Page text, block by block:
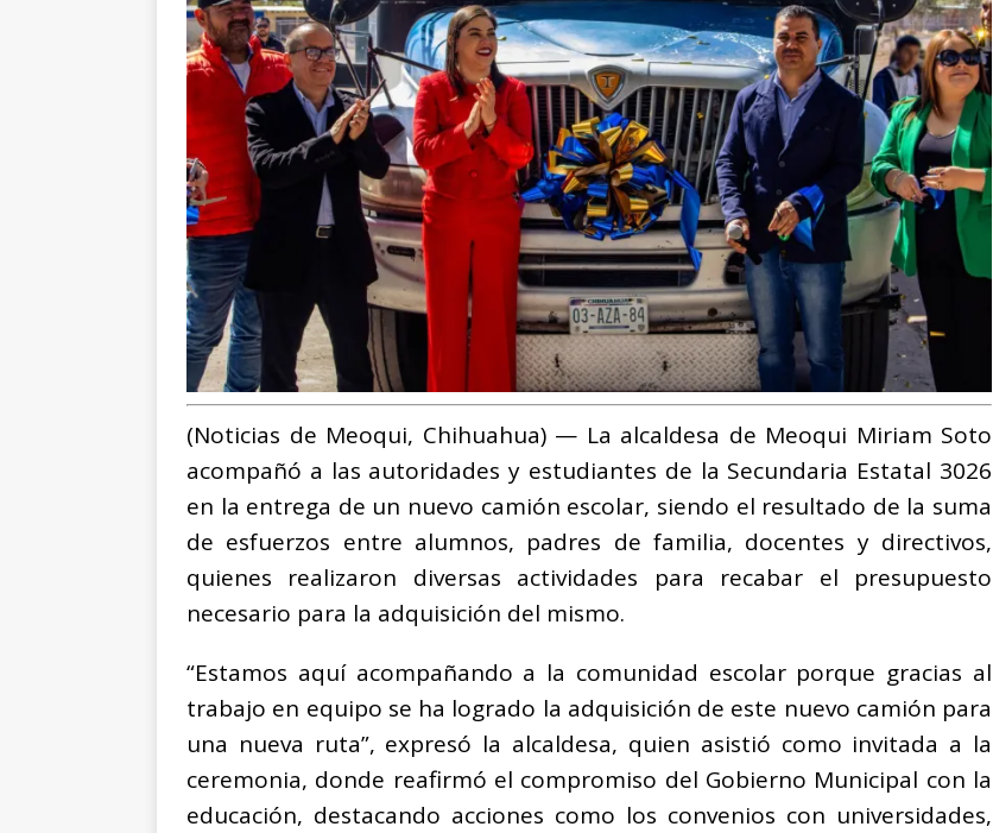
(Noticias de Meoqui, Chihuahua) — La alcaldesa de Meoqui Miriam Soto
acompañó a las autoridades y estudiantes de la Secundaria Estatal 3026
en la entrega de un nuevo camión escolar, siendo el resultado de la suma
de esfuerzos entre alumnos, padres de familia, docentes y directivos,
quienes realizaron diversas actividades para recabar el presupuesto
necesario para la adquisición del mismo.
“Estamos aquí acompañando a la comunidad escolar porque gracias al
trabajo en equipo se ha logrado la adquisición de este nuevo camión para
una nueva ruta”, expresó la alcaldesa, quien asistió como invitada a la
ceremonia, donde reafirmó el compromiso del Gobierno Municipal con la
educación, destacando acciones como los convenios con universidades,